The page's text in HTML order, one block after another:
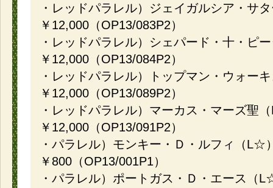
・レッドパラレル）ジェイガルシア・サ
￥12,000（OP13/083P2）
・レッドパラレル）シェパード・十・ピ
￥12,000（OP13/084P2）
・レッドパラレル）トップマン・ウォー
￥12,000（OP13/089P2）
・レッドパラレル）マーカス・マーズ聖
￥12,000（OP13/091P2）
・パラレル）モンキー・Ｄ・ルフィ（L☆
￥800（OP13/001P1）
・パラレル）ポートガス・Ｄ・エース（